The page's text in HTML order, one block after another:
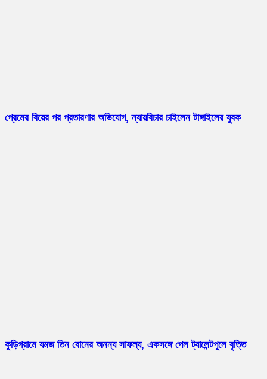
প্রেমের বিয়ের পর প্রতারণার অভিযোগ, ন্যায়বিচার চাইলেন টাঙ্গাইলের যুবক
কুড়িগ্রামে যমজ তিন বোনের অনন্য সাফল্য, একসঙ্গে পেল ট্যালেন্টপুলে বৃত্তি